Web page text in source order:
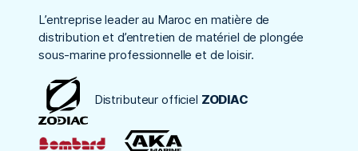
L’entreprise leader au Maroc en matière de
distribution et d’entretien de matériel de plongée
sous-marine professionnelle et de loisir.
Distributeur officiel ZODIAC